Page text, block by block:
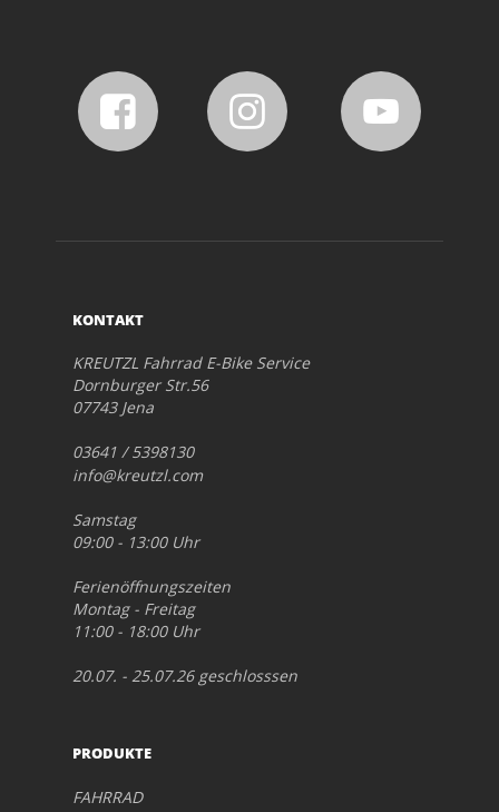
KONTAKT
KREUTZL Fahrrad E-Bike Service
Dornburger Str.56
07743 Jena
03641 / 5398130
info@kreutzl.com
Samstag
09:00 - 13:00 Uhr
Ferienöffnungszeiten
Montag - Freitag
11:00 - 18:00 Uhr
20.07. - 25.07.26 geschlosssen
PRODUKTE
FAHRRAD